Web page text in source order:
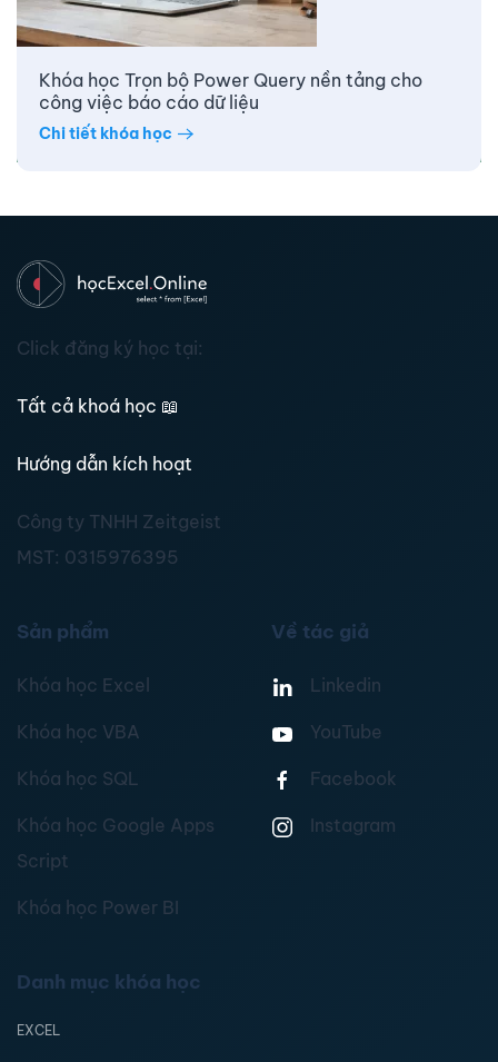
Khóa học Trọn bộ Power Query nền tảng cho
công việc báo cáo dữ liệu
Chi tiết khóa học
Click đăng ký học tại:
Tất cả khoá học 📖
Hướng dẫn kích hoạt
Công ty TNHH Zeitgeist
MST: 0315976395
Sản phẩm
Khóa học Excel
Khóa học VBA
Khóa học SQL
Khóa học Google Apps
Script
Khóa học Power BI
Về tác giả
Linkedin
YouTube
Facebook
Instagram
Danh mục khóa học
EXCEL